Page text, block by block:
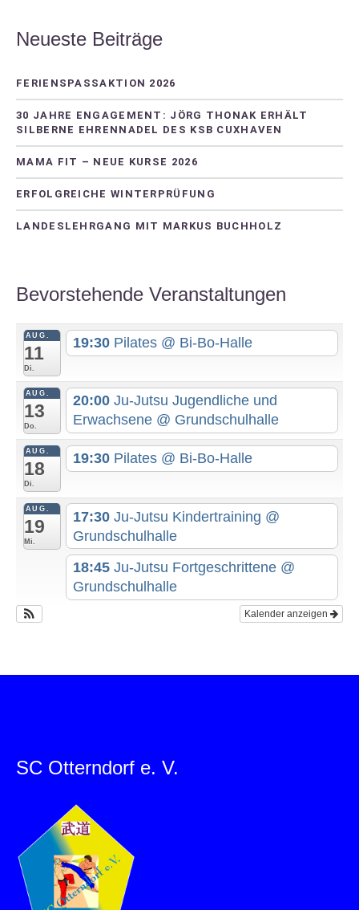
Neueste Beiträge
FERIENSPASSAKTION 2026
30 JAHRE ENGAGEMENT: JÖRG THONAK ERHÄLT
SILBERNE EHRENNADEL DES KSB CUXHAVEN
MAMA FIT – NEUE KURSE 2026
ERFOLGREICHE WINTERPRÜFUNG
LANDESLEHRGANG MIT MARKUS BUCHHOLZ
Bevorstehende Veranstaltungen
AUG.
11
Di.
19:30 Pilates @ Bi-Bo-Halle
AUG.
13
Do.
20:00 Ju-Jutsu Jugendliche und
Erwachsene @ Grundschulhalle
AUG.
18
Di.
19:30 Pilates @ Bi-Bo-Halle
AUG.
19
Mi.
17:30 Ju-Jutsu Kindertraining @
Grundschulhalle
18:45 Ju-Jutsu Fortgeschrittene @
Grundschulhalle
Kalender anzeigen
SC Otterndorf e. V.